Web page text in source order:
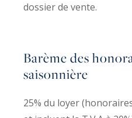
dossier de vente.
Barème des
saisonnière
25% du loyer